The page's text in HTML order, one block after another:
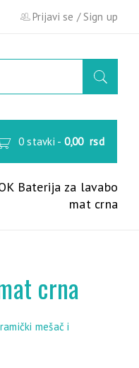
Prijavi se /Sign up
0 stavki - 0,00 rsd
Baterija za lavabo
mat crna
crna
mešač i